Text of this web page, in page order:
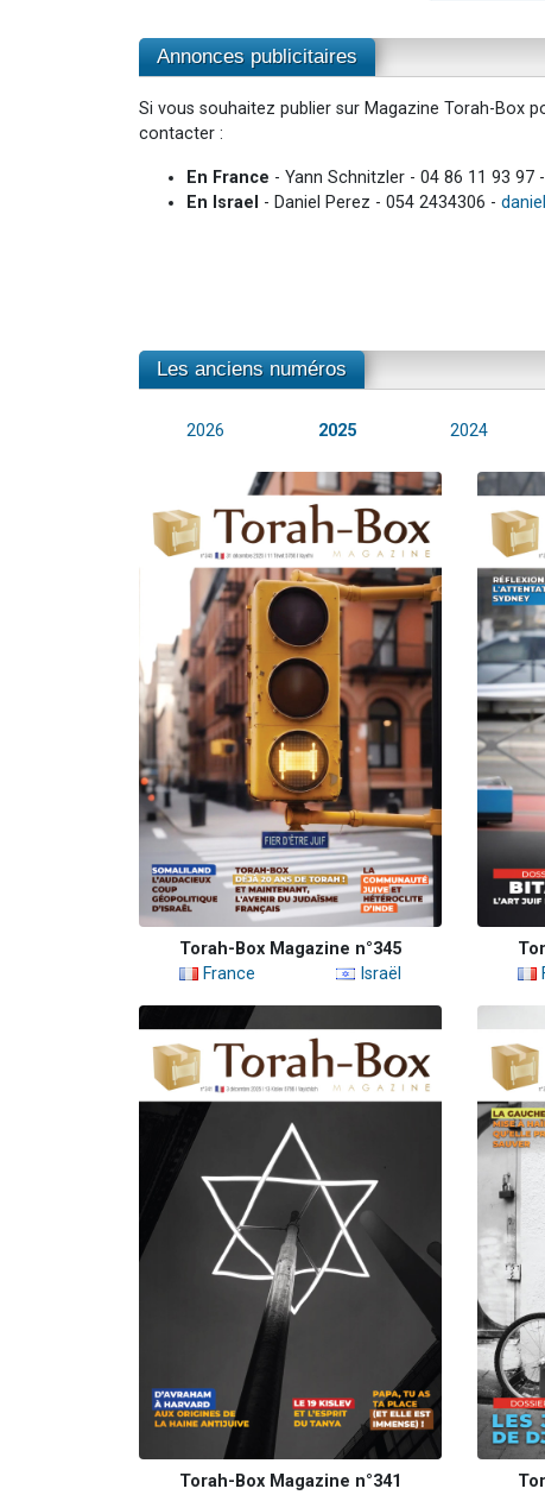
Annonces publicitaires
Si vous souhaitez publier sur Magazine Torah-Box
contacter :
En France - Yann Schnitzler - 04 86 11 93 97 -
En Israel - Daniel Perez - 054 2434306 -
Les anciens numéros
2026 2025 2024
Torah-Box Magazine n°345
France
Israël
Torah-Box Magazine n°341